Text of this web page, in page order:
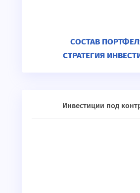
СОСТАВ
СТРАТЕГИЯ
Инвестиции под